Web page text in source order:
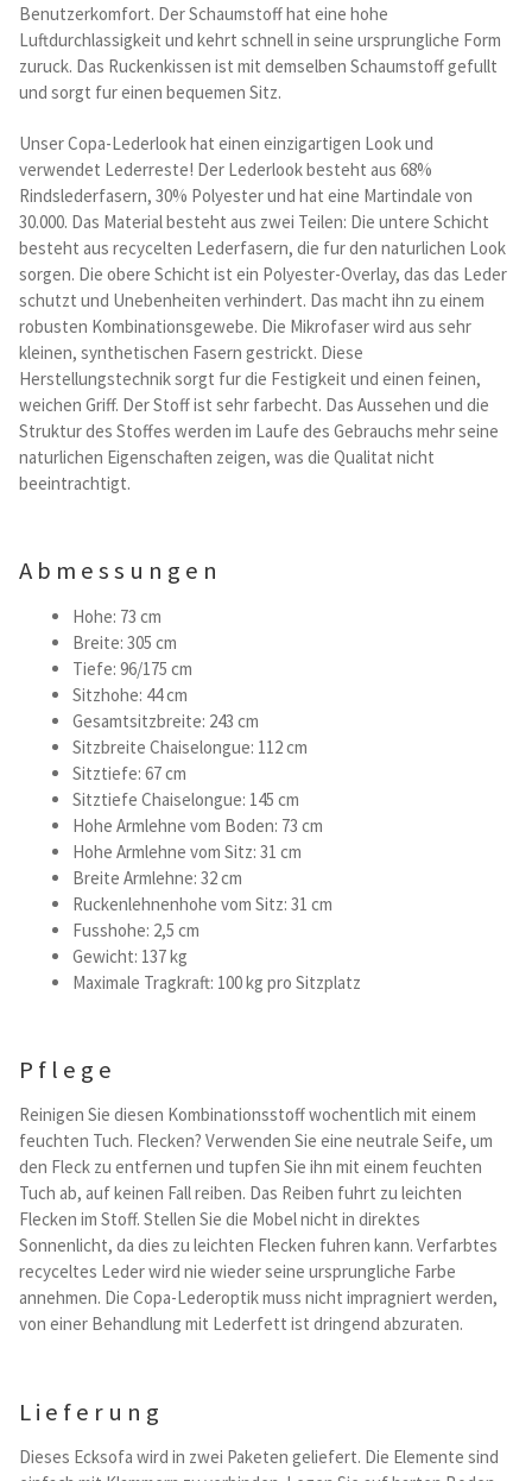
Benutzerkomfort. Der Schaumstoff hat eine hohe
Luftdurchlassigkeit und kehrt schnell in seine ursprungliche Form
zuruck. Das Ruckenkissen ist mit demselben Schaumstoff gefullt
und sorgt fur einen bequemen Sitz.
Unser Copa-Lederlook hat einen einzigartigen Look und
verwendet Lederreste! Der Lederlook besteht aus 68%
Rindslederfasern, 30% Polyester und hat eine Martindale von
30.000. Das Material besteht aus zwei Teilen: Die untere Schicht
besteht aus recycelten Lederfasern, die fur den naturlichen Look
sorgen. Die obere Schicht ist ein Polyester-Overlay, das das Leder
schutzt und Unebenheiten verhindert. Das macht ihn zu einem
robusten Kombinationsgewebe. Die Mikrofaser wird aus sehr
kleinen, synthetischen Fasern gestrickt. Diese
Herstellungstechnik sorgt fur die Festigkeit und einen feinen,
weichen Griff. Der Stoff ist sehr farbecht. Das Aussehen und die
Struktur des Stoffes werden im Laufe des Gebrauchs mehr seine
naturlichen Eigenschaften zeigen, was die Qualitat nicht
beeintrachtigt.
Abmessungen
Hohe: 73 cm
Breite: 305 cm
Tiefe: 96/175 cm
Sitzhohe: 44 cm
Gesamtsitzbreite: 243 cm
Sitzbreite Chaiselongue: 112 cm
Sitztiefe: 67 cm
Sitztiefe Chaiselongue: 145 cm
Hohe Armlehne vom Boden: 73 cm
Hohe Armlehne vom Sitz: 31 cm
Breite Armlehne: 32 cm
Ruckenlehnenhohe vom Sitz: 31 cm
Fusshohe: 2,5 cm
Gewicht: 137 kg
Maximale Tragkraft: 100 kg pro Sitzplatz
Pflege
Reinigen Sie diesen Kombinationsstoff wochentlich mit einem
feuchten Tuch. Flecken? Verwenden Sie eine neutrale Seife, um
den Fleck zu entfernen und tupfen Sie ihn mit einem feuchten
Tuch ab, auf keinen Fall reiben. Das Reiben fuhrt zu leichten
Flecken im Stoff. Stellen Sie die Mobel nicht in direktes
Sonnenlicht, da dies zu leichten Flecken fuhren kann. Verfarbtes
recyceltes Leder wird nie wieder seine ursprungliche Farbe
annehmen. Die Copa-Lederoptik muss nicht impragniert werden,
von einer Behandlung mit Lederfett ist dringend abzuraten.
Lieferung
Dieses Ecksofa wird in zwei Paketen geliefert. Die Elemente sind